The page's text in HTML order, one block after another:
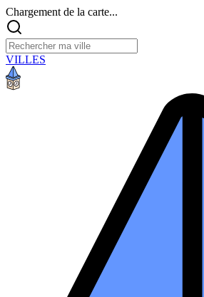
Chargement de la carte...
VILLES